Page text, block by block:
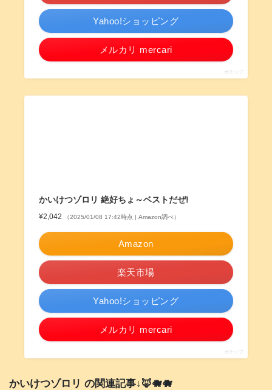
Yahoo!ショッピング
メルカリ mercari
ポチップ
かいけつゾロリ 絶好ちょ～ベストだぜ!
¥2,042 （2025/01/08 17:42時点 | Amazon調べ）
Amazon
楽天市場
Yahoo!ショッピング
メルカリ mercari
ポチップ
かいけつゾロリ の関連記事↓🦊🐗🐗